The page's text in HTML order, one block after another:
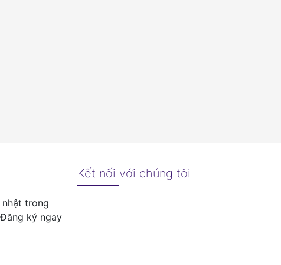
trong
ký ngay
Kết nối với chúng tôi